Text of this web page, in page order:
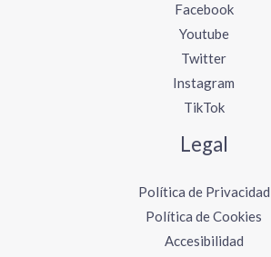
Facebook
Youtube
Twitter
Instagram
TikTok
Legal
Política de Privacidad
Política de Cookies
Accesibilidad